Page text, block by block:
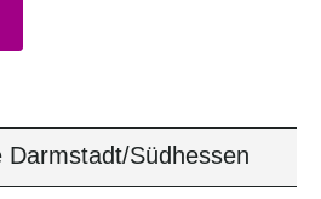
Darmstadt/Südhessen